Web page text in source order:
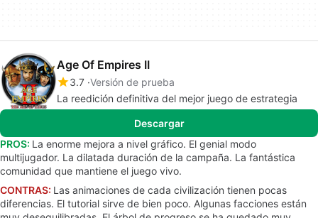
Age Of Empires II
3.7 Versión de prueba
La reedición definitiva del mejor juego de estrategia
Descargar
PROS: La enorme mejora a nivel gráfico. El genial modo
multijugador. La dilatada duración de la campaña. La fantástica
comunidad que mantiene el juego vivo.
CONTRAS: Las animaciones de cada civilización tienen pocas
diferencias. El tutorial sirve de bien poco. Algunas facciones están